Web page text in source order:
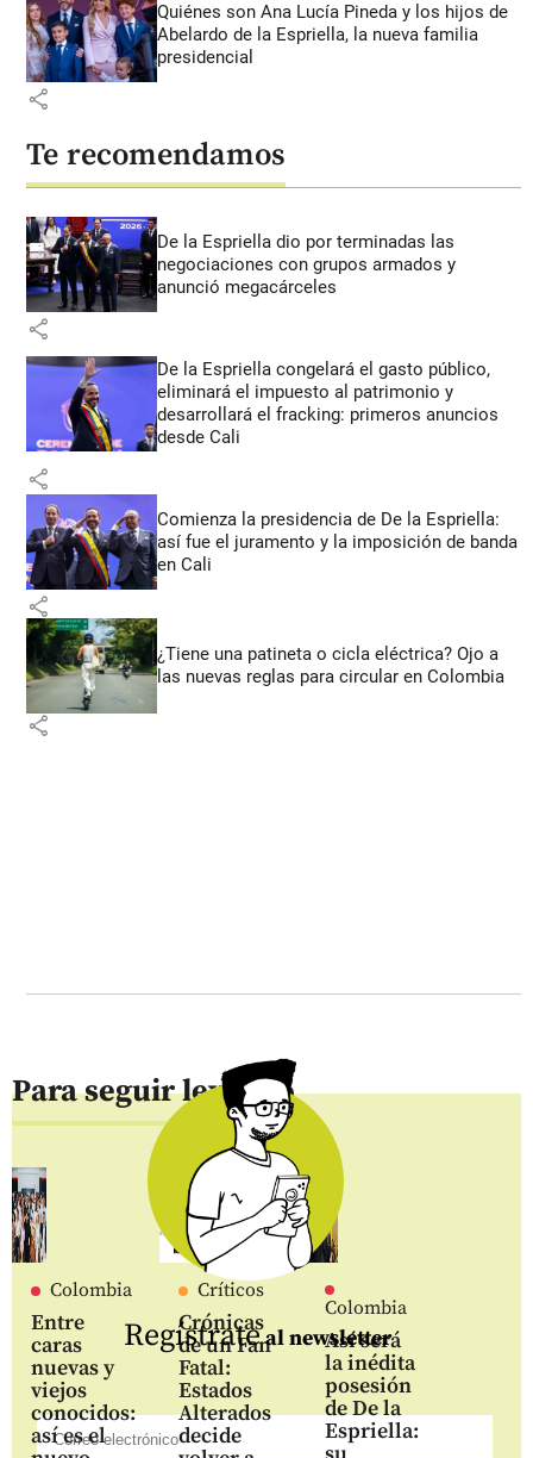
Quiénes son Ana Lucía Pineda y los hijos de
Abelardo de la Espriella, la nueva familia
presidencial
share
Te recomendamos
De la Espriella dio por terminadas las
negociaciones con grupos armados y
anunció megacárceles
share
De la Espriella congelará el gasto público,
eliminará el impuesto al patrimonio y
desarrollará el fracking: primeros anuncios
desde Cali
share
Comienza la presidencia de De la Espriella:
así fue el juramento y la imposición de banda
en Cali
share
¿Tiene una patineta o cicla eléctrica? Ojo a
las nuevas reglas para circular en Colombia
share
Para seguir leyendo
Colombia
Entre
caras
nuevas y
viejos
conocidos:
así es el
Críticos
Crónicas
de un Fan
Fatal:
Estados
Alterados
decide
Colombia
Así será
la inédita
posesión
de De la
Espriella:
Regístrateal newsletter